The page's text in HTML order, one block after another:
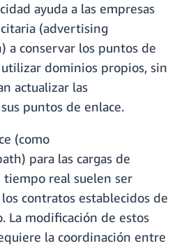
ayuda a las empresas
(advertising
a conservar los puntos de
dominios propios, sin
actualizar las
puntos de enlace.
(como
para las cargas de
real suelen ser
contratos establecidos de
La modificación de estos
la coordinación entre